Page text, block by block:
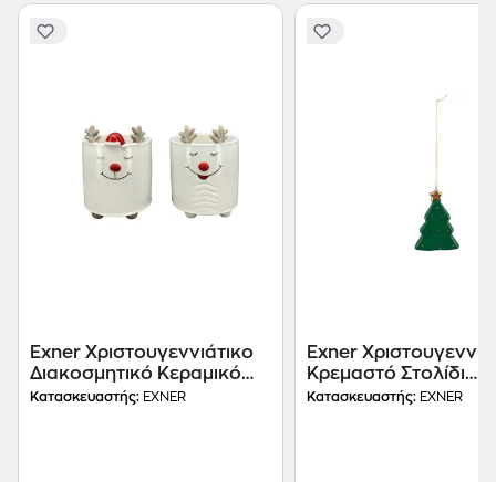
Exner Χριστουγεννιάτικο
Διακοσμητικό Κεραμικό
Μπωλ - Τάρανδος
Κατασκευαστής: EXNER
Exner
Κρεμαστό Στολίδι
Κεραμικό - Δεντράκι
Κατασκευαστής: EXNER